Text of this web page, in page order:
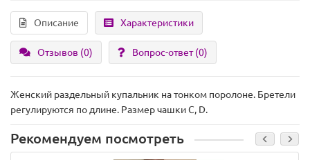
Описание Характеристики
Отзывов (0) Вопрос-ответ(0)
Женский раздельный купальник на тонком поролоне. Бретели
регулируются по длине. Размер чашки C, D.
Рекомендуем посмотреть